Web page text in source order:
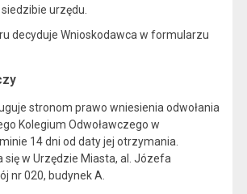
urzędu.
decyduje Wnioskodawca w formularzu
stronom prawo wniesienia odwołania
Kolegium Odwoławczego w
14 dni od daty jej otrzymania.
się w Urzędzie Miasta, al. Józefa
nr 020, budynek A.